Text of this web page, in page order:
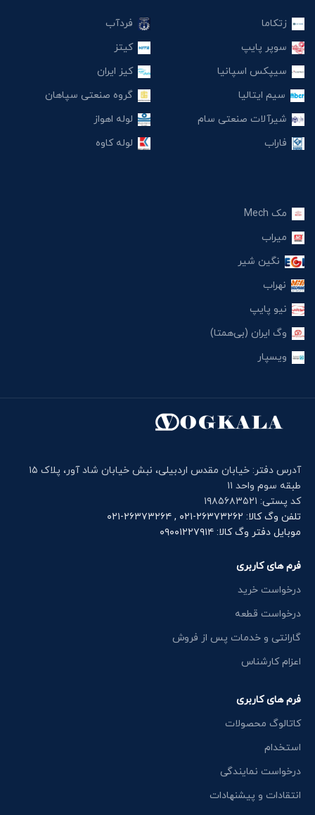
زتکاما
سوپر پایپ
سیپکس اسپانیا
سیم ایتالیا
شیرآلات صنعتی سام
فاراب
فردآب
کیتز
کیز ایران
گروه صنعتی سپاهان
لوله اهواز
لوله کاوه
مک Mech
میراب
نگین شیر
نهراب
نیو پایپ
وگ ایران (بی‌همتا)
ویسپار
آدرس دفتر: خیابان مقدس اردبیلی، نبش خیابان شاد آور، پلاک ۱۵
طبقه سوم واحد ۱۱
کد پستی: ۱۹۸۵۶۸۳۵۲۱
تلفن وگ کالا: ۲۶۳۷۳۲۶۲-۰۲۱ , ۲۶۳۷۳۲۶۴-۰۲۱
موبایل دفتر وگ کالا: ۰۹۰۰۱۲۲۷۹۱۴
فرم های کاربری
درخواست خرید
درخواست قطعه
گارانتی و خدمات پس از فروش
اعزام کارشناس
فرم های کاربری
کاتالوگ محصولات
استخدام
درخواست نمایندگی
انتقادات و پیشنهادات